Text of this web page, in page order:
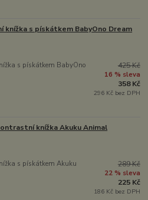
knížka s pískátkem BabyOno Dream
s pískátkem BabyOno
425 Kč
16 % sleva
358 Kč
296 Kč bez DPH
knížka Akuku Animal
s pískátkem Akuku
289 Kč
22 % sleva
225 Kč
186 Kč bez DPH